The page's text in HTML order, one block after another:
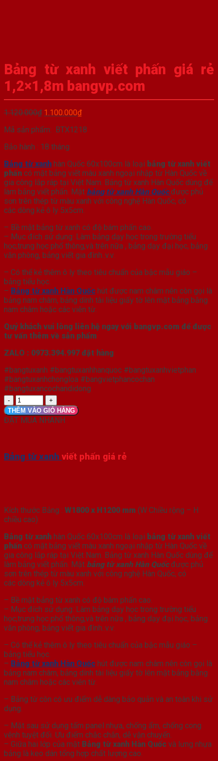
Bảng từ xanh viết phấn giá rẻ
1,2×1,8m bangvp.com
1.120.000₫ Giá
là:
1.100.000₫Giá
tại
Mã sản phẩm: BTX1218
Bảo hành : 18 tháng
Bảng từ xanh hàn Quốc 60x100cm là loại bảng từ xanh viết
phấn có mặt bảng viết màu xanh ngoại nhập từ Hàn Quốc về
gia công lắp ráp tại Việt Nam. Bảng từ xanh Hàn Quốc dùng để
làm bảng viết phấn. Mặt bảng từ xanh Hàn Quốc được phủ
sơn trên thép từ màu xanh với công nghệ Hàn Quốc, có
các dòng kẻ ô ly 5x5cm.
– Bề mặt bảng từ xanh có độ bám phấn cao.
– Mục đích sử dụng: Làm bảng dạy học trong trường tiểu
học,trung học phổ thông,và trên nữa , bảng dạy đại học, bảng
văn phòng, bảng viết gia đình..v.v.
– Có thể kẻ thêm ô ly theo tiêu chuẩn của bậc mẫu giáo –
bảng tiểu học.
– Bảng từ xanh Hàn Quốc hút được nam châm nên còn gọi là
bảng nam châm, bảng dính tài liệu giấy tờ lên mặt bảng bằng
nam châm hoặc các viên từ.
Quý khách vui lòng liên hệ ngay với bangvp.com để được
tư vấn thêm về sản phẩm
ZALO : 0973.394.997 đặt hàng
#bangtuxanh #bangtuxanhhanquoc #bangtuxanhvietphan
#bangtuxanhchongloa #bangvietphancochan
#bangtuxancochandidong
Bảng
từ
xanh
rẻ
1,2x1,8m
THÊM VÀO GIỎ HÀNG
ĐẶT MUA NHANH
Bảng từ xanh viết phấn giá rẻ
Kích thước Bảng : W1800 x H1200 mm (W Chiều rộng – H
chiều cao)
Bảng từ xanh hàn Quốc 60x100cm là loại bảng từ xanh viết
phấn có mặt bảng viết màu xanh ngoại nhập từ Hàn Quốc về
gia công lắp ráp tại Việt Nam. Bảng từ xanh Hàn Quốc dùng để
làm bảng viết phấn. Mặt bảng từ xanh Hàn Quốcđược phủ
sơn trên thép từ màu xanh với công nghệ Hàn Quốc, có
các dòng kẻ ô ly 5x5cm.
– Bề mặt bảng từ xanh có độ bám phấn cao.
– Mục đích sử dụng: Làm bảng dạy học trong trường tiểu
học,trung học phổ thông,và trên nữa , bảng dạy đại học, bảng
văn phòng, bảng viết gia đình..v.v.
– Có thể kẻ thêm ô ly theo tiêu chuẩn của bậc mẫu giáo –
bảng tiểu học.
– Bảng từ xanh Hàn Quốc hút được nam châm nên còn gọi là
bảng nam châm, bảng dính tài liệu giấy tờ lên mặt bảng bằng
nam châm hoặc các viên từ.
– Bảng từ còn có ưu điểm dễ dàng bảo quản và an toàn khi sử
dụng.
– Mặt sau sử dụng tấm panel nhựa, chống ẩm, chống cong
vênh tuyệt đối. Ưu điểm chắc chắn, dễ vận chuyển.
– Giữa hai lớp của mặt Bảng từ xanh Hàn Quốc và lưng nhựa
bảng là keo dán tổng hợp chất lượng cao.